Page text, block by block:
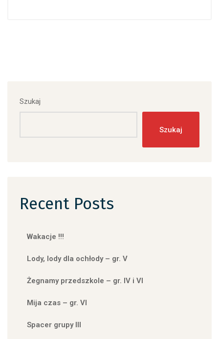
Szukaj
Szukaj
Recent Posts
Wakacje !!!
Lody, lody dla ochłody – gr. V
Żegnamy przedszkole – gr. IV i VI
Mija czas – gr. VI
Spacer grupy III